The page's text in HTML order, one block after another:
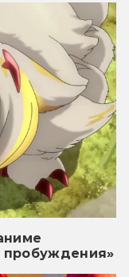
пробуждения»